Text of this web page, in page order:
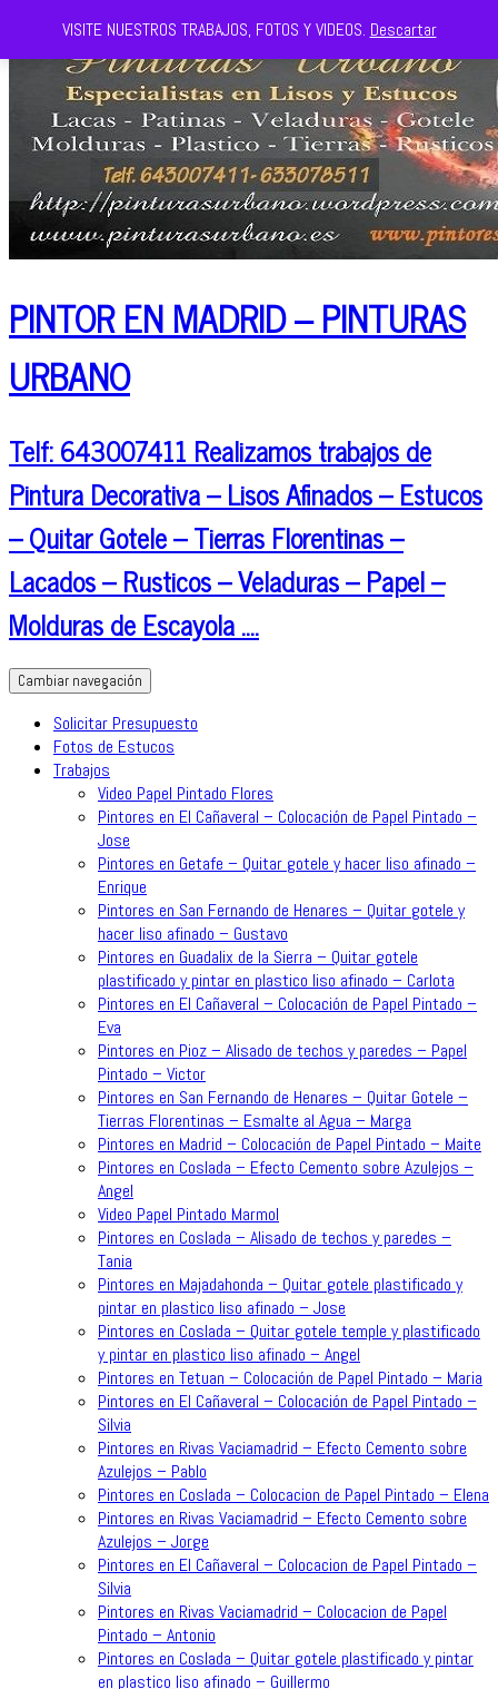
PINTOR EN MADRID – PINTURAS
URBANO
Telf: 643007411 Realizamos trabajos de
Pintura Decorativa – Lisos Afinados – Estucos
– Quitar Gotele – Tierras Florentinas –
Lacados – Rusticos – Veladuras – Papel –
Molduras de Escayola ….
Cambiar navegación
Solicitar Presupuesto
Fotos de Estucos
Trabajos
Video Papel Pintado Flores
Pintores en El Cañaveral – Colocación de Papel Pintado –
Jose
Pintores en Getafe – Quitar gotele y hacer liso afinado –
Enrique
Pintores en San Fernando de Henares – Quitar gotele y
hacer liso afinado – Gustavo
Pintores en Guadalix de la Sierra – Quitar gotele
plastificado y pintar en plastico liso afinado – Carlota
Pintores en El Cañaveral – Colocación de Papel Pintado –
Eva
Pintores en Pioz – Alisado de techos y paredes – Papel
Pintado – Victor
Pintores en San Fernando de Henares – Quitar Gotele –
Tierras Florentinas – Esmalte al Agua – Marga
Pintores en Madrid – Colocación de Papel Pintado – Maite
Pintores en Coslada – Efecto Cemento sobre Azulejos –
Angel
Video Papel Pintado Marmol
Pintores en Coslada – Alisado de techos y paredes –
Tania
Pintores en Majadahonda – Quitar gotele plastificado y
pintar en plastico liso afinado – Jose
Pintores en Coslada – Quitar gotele temple y plastificado
y pintar en plastico liso afinado – Angel
Pintores en Tetuan – Colocación de Papel Pintado – Maria
Pintores en El Cañaveral – Colocación de Papel Pintado –
Silvia
Pintores en Rivas Vaciamadrid – Efecto Cemento sobre
Azulejos – Pablo
Pintores en Coslada – Colocacion de Papel Pintado – Elena
Pintores en Rivas Vaciamadrid – Efecto Cemento sobre
Azulejos – Jorge
Pintores en El Cañaveral – Colocacion de Papel Pintado –
Silvia
Pintores en Rivas Vaciamadrid – Colocacion de Papel
Pintado – Antonio
Pintores en Coslada – Quitar gotele plastificado y pintar
en plastico liso afinado – Guillermo
VISITE NUESTROS TRABAJOS, FOTOS Y VIDEOS. Descartar